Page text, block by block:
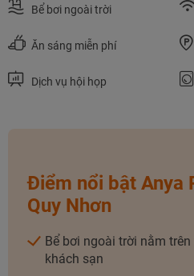
Bể bơi ngoài trời
Ăn sáng miễn phí
Dịch vụ hội họp
Điểm nổi bật Anya
Quy Nhơn
Bể bơi ngoài trời nằm
khách sạn